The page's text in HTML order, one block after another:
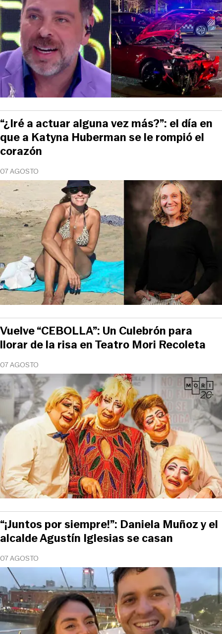
07 AGOSTO
“¿Iré a actuar alguna vez más?”: el día en
que a Katyna Huberman se le rompió el
corazón
07 AGOSTO
Vuelve “CEBOLLA”: Un Culebrón para
llorar de la risa en Teatro Mori Recoleta
07 AGOSTO
“¡Juntos por siempre!”: Daniela Muñoz y el
alcalde Agustín Iglesias se casan